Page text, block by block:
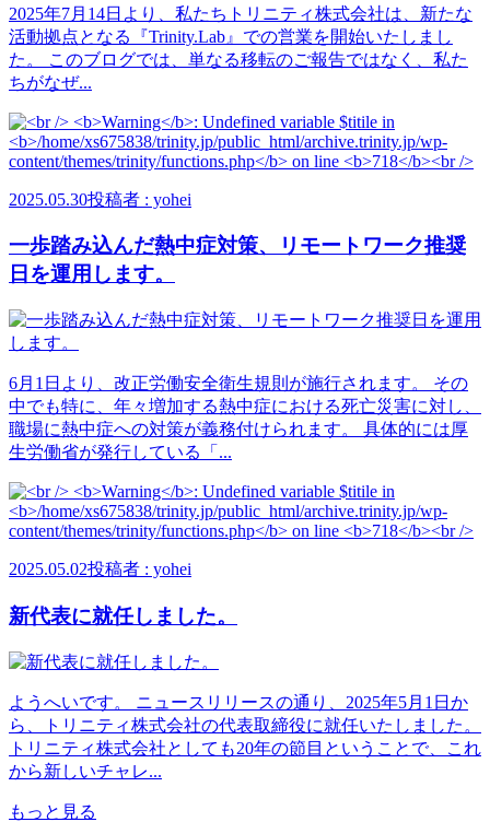
2025年7月14日より、私たちトリニティ株式会社は、新たな
活動拠点となる『Trinity.Lab』での営業を開始いたしまし
た。 このブログでは、単なる移転のご報告ではなく、私た
ちがなぜ...
2025.05.30投稿者 : yohei
一歩踏み込んだ熱中症対策、リモートワーク推奨
日を運用します。
6月1日より、改正労働安全衛生規則が施行されます。 その
中でも特に、年々増加する熱中症における死亡災害に対し、
職場に熱中症への対策が義務付けられます。 具体的には厚
生労働省が発行している「...
2025.05.02投稿者 : yohei
新代表に就任しました。
ようへいです。 ニュースリリースの通り、2025年5月1日か
ら、トリニティ株式会社の代表取締役に就任いたしました。
トリニティ株式会社としても20年の節目ということで、これ
から新しいチャレ...
もっと見る